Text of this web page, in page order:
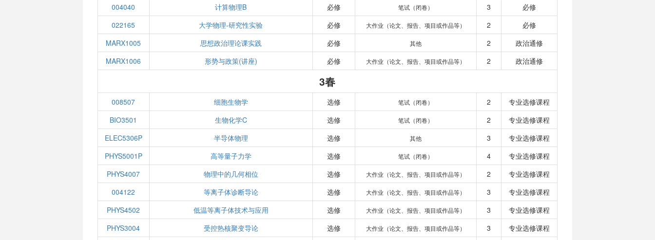
004040
计算物理B 必修 笔试（闭卷） 3
必修
022165
大学物理-研究性实验 必修 大作业（论文、报告、项目或作品等） 2
必修
MARX1005
思想政治理论课实践 必修 其他 2
政治通修
MARX1006
形势与政策(讲座) 必修 大作业（论文、报告、项目或作品等） 2 政治通修
3春
008507 细胞生物学 选修 笔试（闭卷） 2
专业选修课程
BIO3501
生物化学C 选修 笔试（闭卷） 2
专业选修课程
ELEC5306P
半导体物理 选修 其他 3
专业选修课程
PHYS5001P
高等量子力学 选修 笔试（闭卷） 4
专业选修课程
PHYS4007
物理中的几何相位 选修 大作业（论文、报告、项目或作品等） 2
专业选修课程
004122
等离子体诊断导论 选修 大作业（论文、报告、项目或作品等） 3
专业选修课程
PHYS4502
低温等离子体技术与应用 选修 大作业（论文、报告、项目或作品等） 3
专业选修课程
PHYS3004
受控热核聚变导论 选修 大作业（论文、报告、项目或作品等） 3
专业选修课程